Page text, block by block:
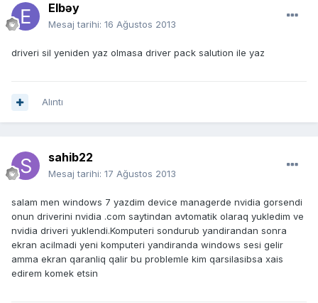
Elbəy
Mesaj tarihi: 16 Ağustos 2013
driveri sil yeniden yaz olmasa driver pack salution ile yaz
Alıntı
sahib22
Mesaj tarihi: 17 Ağustos 2013
salam men windows 7 yazdim device managerde nvidia gorsendi
onun driverini nvidia .com saytindan avtomatik olaraq yukledim ve
nvidia driveri yuklendi.Komputeri sondurub yandirandan sonra
ekran acilmadi yeni komputeri yandiranda windows sesi gelir
amma ekran qaranliq qalir bu problemle kim qarsilasibsa xais
edirem komek etsin